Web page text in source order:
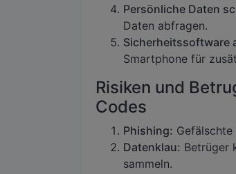
Persönliche Daten
Daten abfragen.
Sicherheitssoftware
Smartphone für
Risiken und
Codes
Phishing: Gefälschte
Datenklau: Betrüger
sammeln.